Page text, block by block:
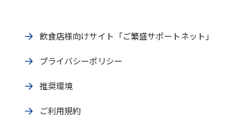
飲食店様向けサイト「ご繁盛サポートネット」
プライバシーポリシー
推奨環境
ご利用規約